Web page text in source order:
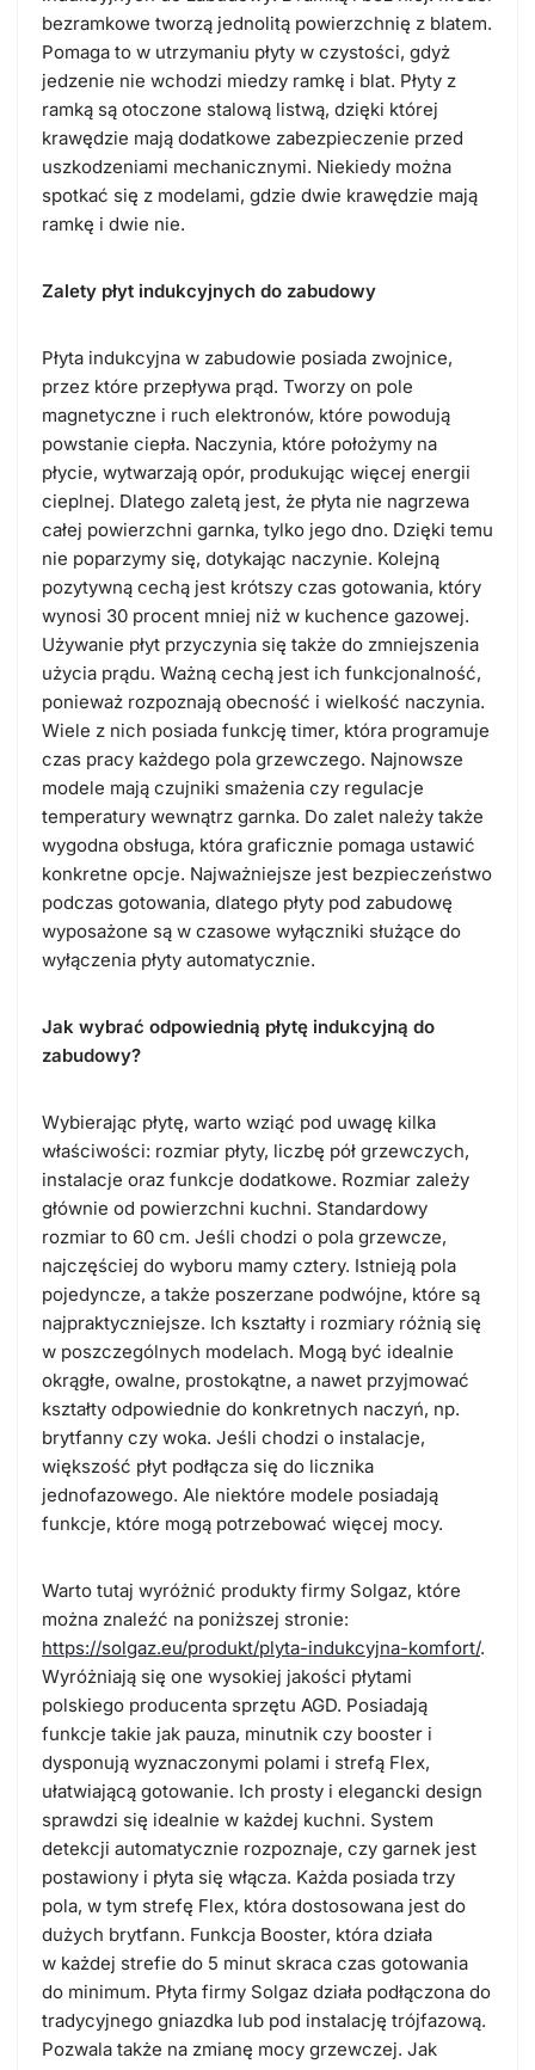
bezramkowe tworzą jednolitą powierzchnię z blatem.
Pomaga to w utrzymaniu płyty w czystości, gdyż
jedzenie nie wchodzi miedzy ramkę i blat. Płyty z
ramką są otoczone stalową listwą, dzięki której
krawędzie mają dodatkowe zabezpieczenie przed
uszkodzeniami mechanicznymi. Niekiedy można
spotkać się z modelami, gdzie dwie krawędzie mają
ramkę i dwie nie.
Zalety płyt indukcyjnych do zabudowy
Płyta indukcyjna w zabudowie posiada zwojnice,
przez które przepływa prąd. Tworzy on pole
magnetyczne i ruch elektronów, które powodują
powstanie ciepła. Naczynia, które położymy na
płycie, wytwarzają opór, produkując więcej energii
cieplnej. Dlatego zaletą jest, że płyta nie nagrzewa
całej powierzchni garnka, tylko jego dno. Dzięki temu
nie poparzymy się, dotykając naczynie. Kolejną
pozytywną cechą jest krótszy czas gotowania, który
wynosi 30 procent mniej niż w kuchence gazowej.
Używanie płyt przyczynia się także do zmniejszenia
użycia prądu. Ważną cechą jest ich funkcjonalność,
ponieważ rozpoznają obecność i wielkość naczynia.
Wiele z nich posiada funkcję timer, która programuje
czas pracy każdego pola grzewczego. Najnowsze
modele mają czujniki smażenia czy regulacje
temperatury wewnątrz garnka. Do zalet należy także
wygodna obsługa, która graficznie pomaga ustawić
konkretne opcje. Najważniejsze jest bezpieczeństwo
podczas gotowania, dlatego płyty pod zabudowę
wyposażone są w czasowe wyłączniki służące do
wyłączenia płyty automatycznie.
Jak wybrać odpowiednią płytę indukcyjną do
zabudowy?
Wybierając płytę, warto wziąć pod uwagę kilka
właściwości: rozmiar płyty, liczbę pół grzewczych,
instalacje oraz funkcje dodatkowe. Rozmiar zależy
głównie od powierzchni kuchni. Standardowy
rozmiar to 60 cm. Jeśli chodzi o pola grzewcze,
najczęściej do wyboru mamy cztery. Istnieją pola
pojedyncze, a także poszerzane podwójne, które są
najpraktyczniejsze. Ich kształty i rozmiary różnią się
w poszczególnych modelach. Mogą być idealnie
okrągłe, owalne, prostokątne, a nawet przyjmować
kształty odpowiednie do konkretnych naczyń, np.
brytfanny czy woka. Jeśli chodzi o instalacje,
większość płyt podłącza się do licznika
jednofazowego. Ale niektóre modele posiadają
funkcje, które mogą potrzebować więcej mocy.
Warto tutaj wyróżnić produkty firmy Solgaz, które
można znaleźć na poniższej stronie:
https://solgaz.eu/produkt/plyta-indukcyjna-komfort/.
Wyróżniają się one wysokiej jakości płytami
polskiego producenta sprzętu AGD. Posiadają
funkcje takie jak pauza, minutnik czy booster i
dysponują wyznaczonymi polami i strefą Flex,
ułatwiającą gotowanie. Ich prosty i elegancki design
sprawdzi się idealnie w każdej kuchni. System
detekcji automatycznie rozpoznaje, czy garnek jest
postawiony i płyta się włącza. Każda posiada trzy
pola, w tym strefę Flex, która dostosowana jest do
dużych brytfann. Funkcja Booster, która działa
w każdej strefie do 5 minut skraca czas gotowania
do minimum. Płyta firmy Solgaz działa podłączona do
tradycyjnego gniazdka lub pod instalację trójfazową.
Pozwala także na zmianę mocy grzewczej. Jak